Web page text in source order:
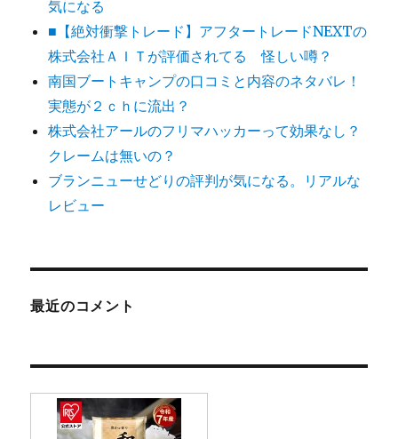
気になる
■【絶対衝撃トレード】アフタートレードNEXTの
株式会社ＡＩＴが評価されてる 怪しい噂？
南国ブートキャンプの口コミと内容のネタバレ！
実態が２ｃｈに流出？
株式会社アールのフリマハッカーって効果なし？
クレームは無いの？
ブランニューせどりの評判が気になる。リアルな
レビュー
最近のコメント